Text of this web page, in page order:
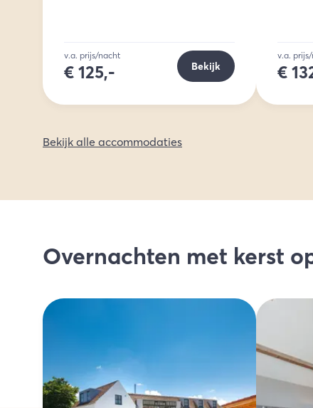
v.a. prijs/nacht
€ 125,- Bekijk
v.a.
€
Bekijk alle accommodaties
Overnachten met kerst